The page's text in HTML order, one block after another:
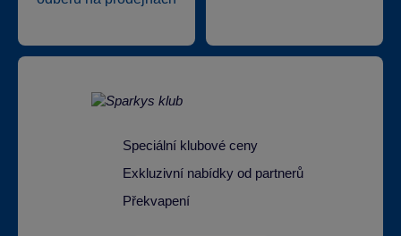
Speciální klubové ceny
Exkluzivní nabídky od partnerů
Překvapení